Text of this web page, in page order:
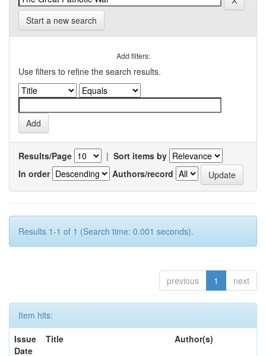
Start a new search
Add filters:
Use filters to refine the search results.
Results/Page | Sort items by
In order
Authors/record
Results 1-1 of 1 (Search time: 0.001 seconds).
previous 1 next
Item hits:
Issue
Date
Title Author(s)